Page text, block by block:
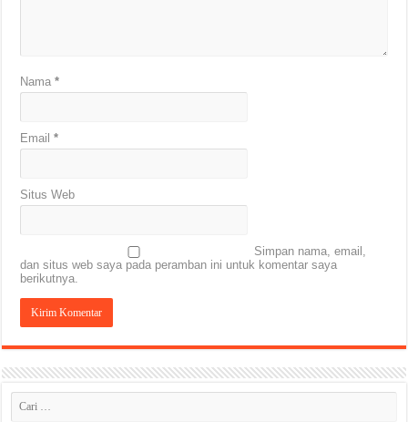
Nama*
Email*
Situs Web
Simpan nama, email,
dan situs web saya pada peramban ini untuk komentar saya
berikutnya.